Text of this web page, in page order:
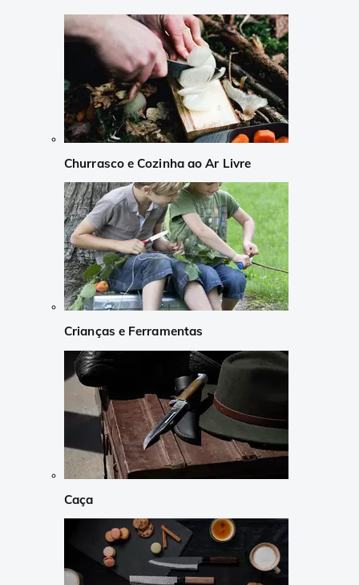
Churrasco e Cozinha ao Ar Livre
Crianças e Ferramentas
Caça